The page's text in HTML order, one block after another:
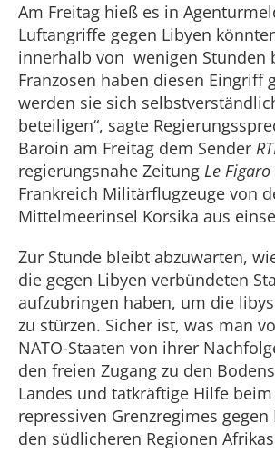
Am Freitag hieß es in
Luftangriffe gegen Libyen
innerhalb von wenigen Stunden
Franzosen haben diesen Eingriff
werden sie sich
beteiligen“, sagte
Baroin am Freitag dem Sender
regierungsnahe Zeitung Le Figaro
Frankreich Militärflugzeuge von
Mittelmeerinsel Korsika aus
Zur Stunde bleibt abzuwarten,
die gegen Libyen verbündeten
aufzubringen haben, um die
zu stürzen. Sicher ist, was man
NATO-Staaten von ihrer
den freien Zugang zu den
Landes und tatkräftige Hilfe
repressiven Grenzregimes
den südlicheren Regionen